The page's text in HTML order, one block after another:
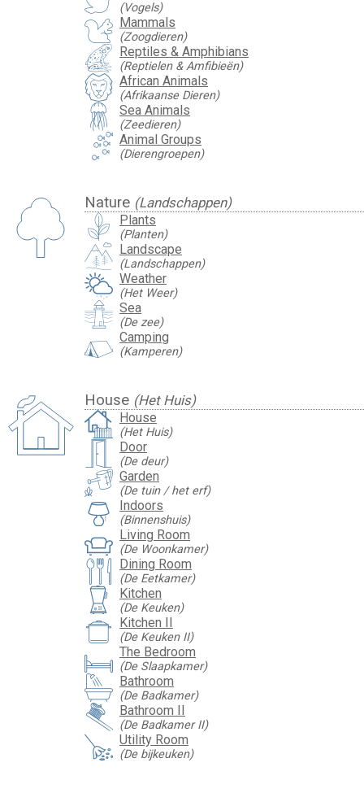
(Vogels)
Mammals
(Zoogdieren)
Reptiles & Amphibians
(Reptielen & Amfibieën)
African Animals
(Afrikaanse Dieren)
Sea Animals
(Zeedieren)
Animal Groups
(Dierengroepen)
Nature (Landschappen)
Plants
(Planten)
Landscape
(Landschappen)
Weather
(Het Weer)
Sea
(De zee)
Camping
(Kamperen)
House (Het Huis)
House
(Het Huis)
Door
(De deur)
Garden
(De tuin / het erf)
Indoors
(Binnenshuis)
Living Room
(De Woonkamer)
Dining Room
(De Eetkamer)
Kitchen
(De Keuken)
Kitchen II
(De Keuken II)
The Bedroom
(De Slaapkamer)
Bathroom
(De Badkamer)
Bathroom II
(De Badkamer II)
Utility Room
(De bijkeuken)